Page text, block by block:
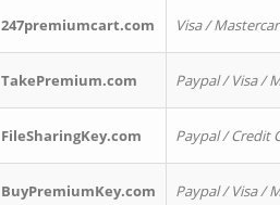
247premiumcart.com Visa /
TakePremium.com Paypal / Visa /
FileSharingKey.com Paypal / Credit
BuyPremiumKey.com Paypal / Visa /